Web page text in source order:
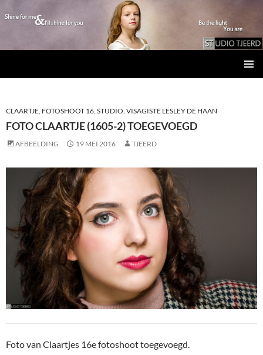
INHOUD
CLAARTJE, FOTOSHOOT 16, STUDIO, VISAGISTE LESLEY DE HAAN
FOTO CLAARTJE (1605-2) TOEGEVOEGD
AFBEELDING 19 MEI 2016 TJEERD
Foto van Claartjes 16e fotoshoot toegevoegd.